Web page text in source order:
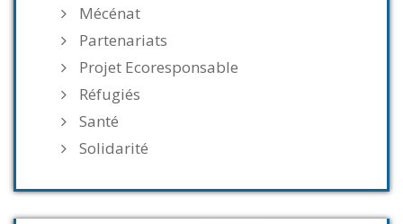
Mécénat
Partenariats
Projet Ecoresponsable
Réfugiés
Santé
Solidarité